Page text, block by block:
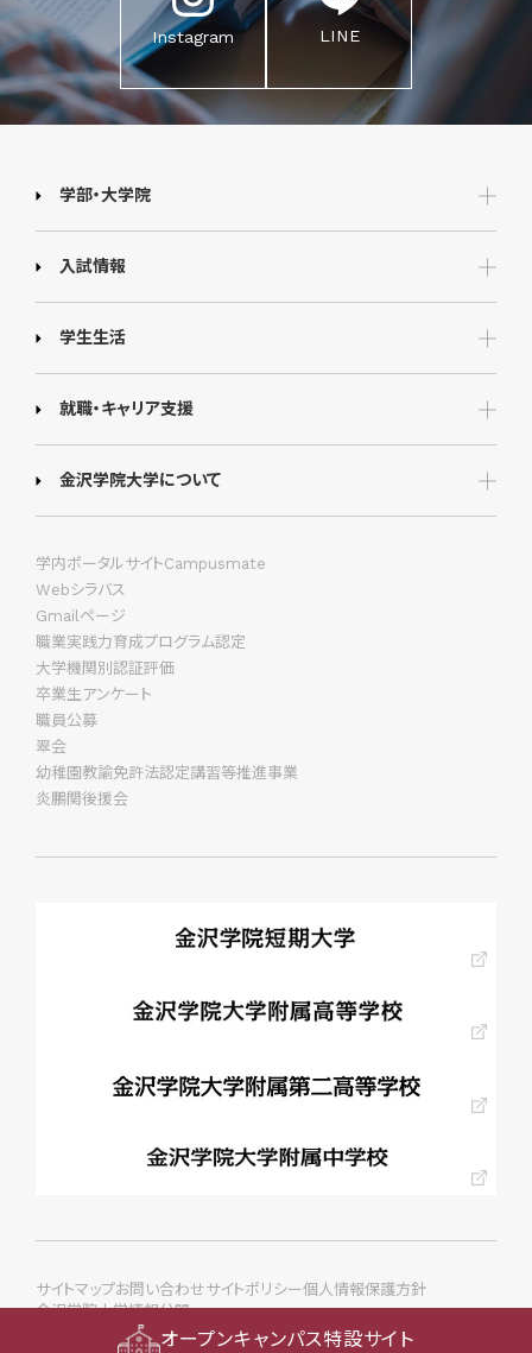
Instagram LINE
学部・大学院
入試情報
学生生活
就職・キャリア支援
金沢学院大学について
学内ポータルサイトCampusmate
Webシラバス
Gmailページ
職業実践力育成プログラム認定
大学機関別認証評価
卒業生アンケート
職員公募
翠会
幼稚園教諭免許法認定講習等推進事業
炎鵬関後援会
サイトマップお問い合わせサイトポリシー個人情報保護方針
金沢学院大学情報公開
© KANAZAWA GAKUIN Univ. All rights reserved.
オープンキャンパス特設サイト